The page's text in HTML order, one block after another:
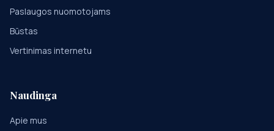
Paslaugos nuomotojams
Būstas
Vertinimas internetu
Naudinga
Apie mus